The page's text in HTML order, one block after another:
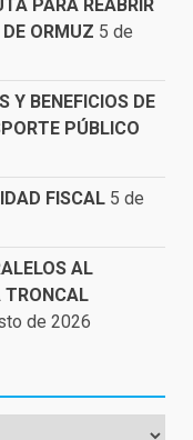
PARA REABRIR
ORMUZ 5 de
Y BENEFICIOS DE
PÚBLICO
FISCAL 5 de
AL
TRONCAL
de 2026